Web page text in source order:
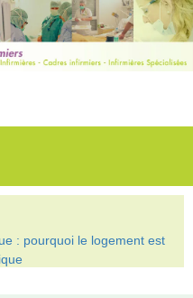
: pourquoi le logement est